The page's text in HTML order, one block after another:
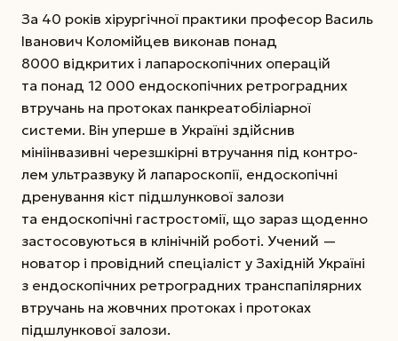
За 40 років хірургічної практики професор Василь
Іванович Коломійцев виконав понад
8000 відкритих і лапароскопічних операцій
та понад 12 000 ендоскопічних ретроградних
втручань на протоках панкреато­біліарної
системи. Він уперше в Україні здійснив
мініінвазивні черезшкірні втручання під контро­
лем ультразвуку й лапароскопії, ендоскопічні
дренування кіст підшлункової залози
та ендоскопічні гастростомії, що зараз щоденно
застосовуються в клінічній роботі. Учений —
новатор і провідний спеціаліст у Західній Украї­ні
з ендоскопічних ретроградних транспапілярних
втручань на жовчних протоках і протоках
підшлункової залози.